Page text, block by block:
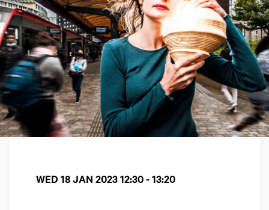
WED 18 JAN 202312:30 - 13:20